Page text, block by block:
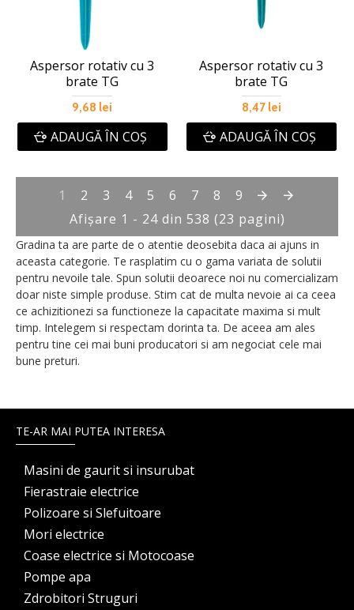
Gradina ta are parte de o atentie deosebita daca ai ajuns in
aceasta categorie. Te rasplatim cu o gama variata de solutii
pentru nevoile tale. Spun solutii deoarece noi nu comercializam
doar niste simple produse. Stim cat de multa nevoie ai ca ceea
ce achizitionezi sa functioneze la capacitate maxima si mult
timp. Intelegem si respectam dorinta ta. De aceea am ales
pentru tine cei mai buni producatori si am negociat cele mai
bune preturi.
Aspersor rotativ cu 3
brate TG
9,68 lei
ADAUGĂ ÎN COŞ
Aspersor rotativ cu 3
brate TG
8,47 lei
ADAUGĂ ÎN COŞ
1 2 3 4 5 6 7 8
9
Afişare 1 - 24 din 538 (23 pagini)
TE-AR MAI PUTEA INTERESA
Masini de gaurit si insurubat
Fierastraie electrice
Polizoare si Slefuitoare
Mori electrice
Coase electrice si Motocoase
Pompe apa
Zdrobitori Struguri